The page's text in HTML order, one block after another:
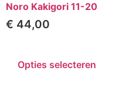
Noro Kakigori 11-20
€ 44,00
Opties selecteren